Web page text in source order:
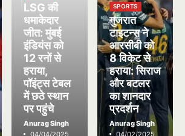
LSG की
धमाकेदार
जीत: मुंबई
इंडियंस को
12 रनों से
हराया,
पॉइंट्स टेबल
में छठे स्थान
पर पहुंचे
Anurag Singh
04/04/2025
SPORTS
गुजरात
टाइटन्स ने
आरसीबी को
8 विकेट से
हराया: सिराज
और बटलर
का शानदार
प्रदर्शन
Anurag Singh
04/02/2025